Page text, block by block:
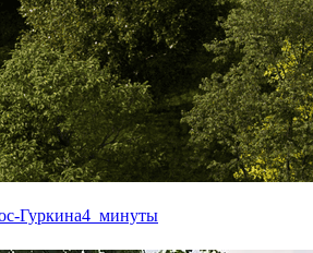
Гуркина4 минуты